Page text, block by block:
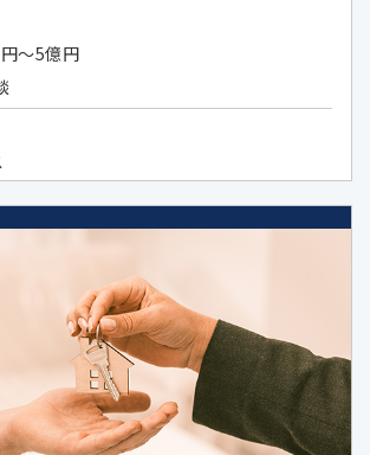
どの定めにより開示が必要な場
三者に本ポリシーに定める利
達成に必要な範囲内において
タの取扱いの全部又は一部を
持の義務を負わせている場合
のハッシュ化、統計化の方法等に
定の個人を識別できない形式に加
データまたは統計情報（統計デー
して提供する場合
める外国にある第三者に提供
～5億円